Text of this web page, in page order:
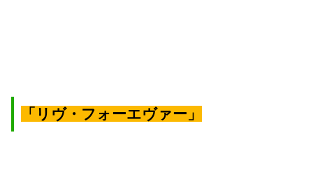
「リヴ・フォーエヴァー」